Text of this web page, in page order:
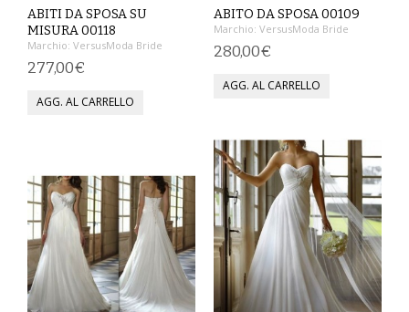
CARNEVALE
COMPLETI
COSTUMI E COPRICOSTUMI
GONNE
PANTALONI
PIGIAMI
SCUOLA
ABITI DA SPOSA SU
MISURA 00118
Marchio: VersusModa Bride
277,00€
ABITO DA SPOSA 00109
Marchio: VersusModa Bride
280,00€